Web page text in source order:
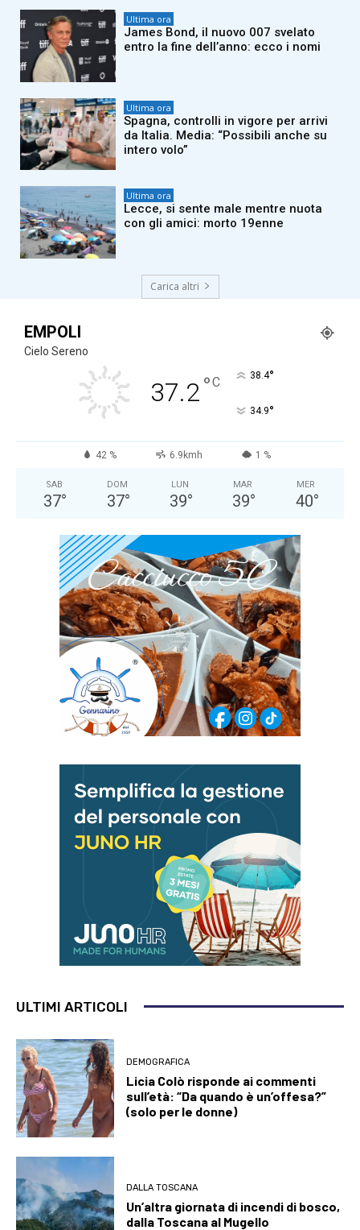
Ultima ora
James Bond, il nuovo 007 svelato
entro la fine dell’anno: ecco i nomi
Ultima ora
Spagna, controlli in vigore per arrivi
da Italia. Media: “Possibili anche su
intero volo”
Ultima ora
Lecce, si sente male mentre nuota
con gli amici: morto 19enne
Carica altri
EMPOLI
Cielo Sereno
37.2°C 38.4°
34.9°
42 % 6.9kmh 1 %
SAB
37°
DOM
37°
LUN
39°
MAR
39°
MER
40°
ULTIMI ARTICOLI
DEMOGRAFICA
Licia Colò risponde ai commenti
sull’età: “Da quando è un’offesa?”
(solo per le donne)
DALLA TOSCANA
Un’altra giornata di incendi di bosco,
dalla Toscana al Mugello